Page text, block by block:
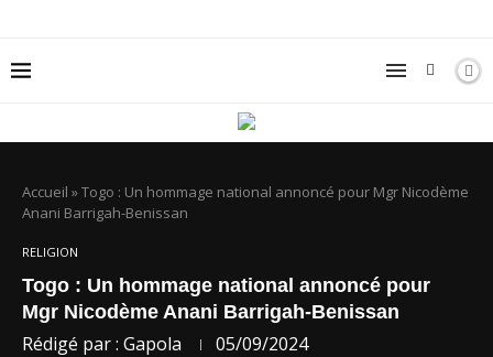
Accueil »Togo : Un hommage national annoncé pour Mgr Nicodème
Anani Barrigah-Benissan
RELIGION
Togo : Un hommage national annoncé pour
Mgr Nicodème Anani Barrigah-Benissan
Rédigé par : Gapola 05/09/2024